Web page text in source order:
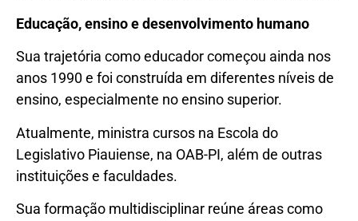
Educação, ensino e desenvolvimento humano
Sua trajetória como educador começou ainda nos
anos 1990 e foi construída em diferentes níveis de
ensino, especialmente no ensino superior.
Atualmente, ministra cursos na Escola do
Legislativo Piauiense, na OAB-PI, além de outras
instituições e faculdades.
Sua formação multidisciplinar reúne áreas como